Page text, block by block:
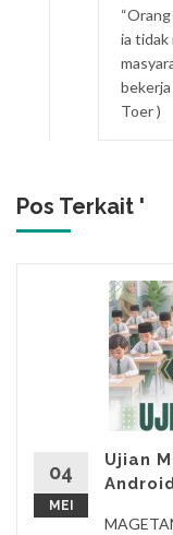
ia tidak
bekerja
Toer )
Pos Terkait '
04
MEI
Ujian